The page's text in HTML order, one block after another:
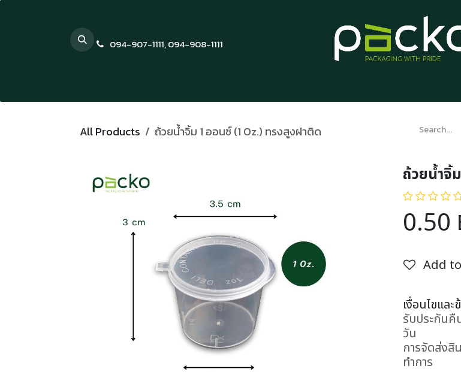
094-907-1111,094-908-1111
All Products ถ้วยน้ำจิ้ม 1 ออนซ์ (1 Oz.) ทรงสูงฝาติด
ถ้วยน้ำจิ้
0.50
Add
เงื่อนไขแล
รับประกันคื
วัน
การจัดส่งสิ
ทำการ